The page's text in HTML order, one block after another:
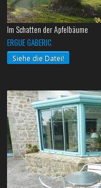
Im Schatten der Apfelbäume
ERGUE GABERIC
Siehe die Datei!